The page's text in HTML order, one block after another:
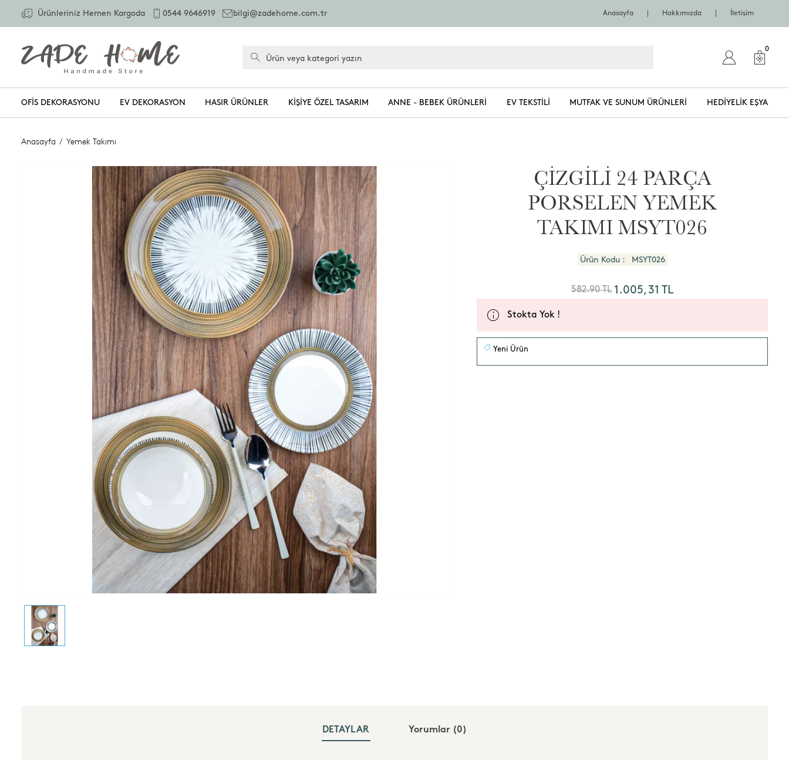
Ürünleriniz Hemen Kargoda 0544 9646919 bilgi@zadehome.com.tr Anasayfa Hakkımızda İletişim
0
OFIS DEKORASYONU EV DEKORASYON HASIR ÜRÜNLER KIŞIYE ÖZEL TASARIM ANNE - BEBEK ÜRÜNLERI EV TEKSTILI MUTFAK VE SUNUM ÜRÜNLERI HEDIYELIK EŞYA
Anasayfa / Yemek Takımı
ÇİZGİLİ 24 PARÇA
PORSELEN YEMEK
TAKIMI MSYT026
Ürün Kodu : MSYT026
582.90 TL 1.005,31 TL
Stokta Yok !
Yeni Ürün
DETAYLAR Yorumlar (0)